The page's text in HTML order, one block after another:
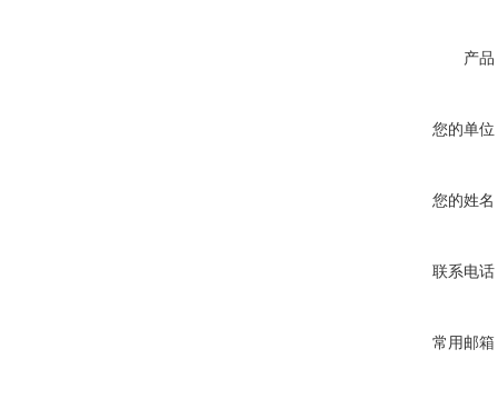
产品
您的单位
您的姓名
联系电话
常用邮箱